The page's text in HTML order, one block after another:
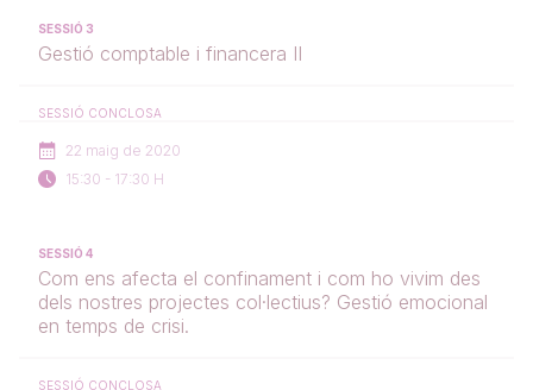
SESSIÓ 3
Gestió comptable i financera II
SESSIÓ CONCLOSA
22 maig de 2020
15:30 - 17:30 H
SESSIÓ 4
Com ens afecta el confinament i com ho vivim des
dels nostres projectes col·lectius? Gestió emocional
en temps de crisi.
SESSIÓ CONCLOSA